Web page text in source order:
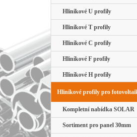
Hliníkové U profily
Hliníkové T profily
Hliníkové C profily
Hliníkové F profily
Hliníkové H profily
Hliníkové profily pro
Kompletní nabídka SOLAR
Sortiment pro panel 30mm